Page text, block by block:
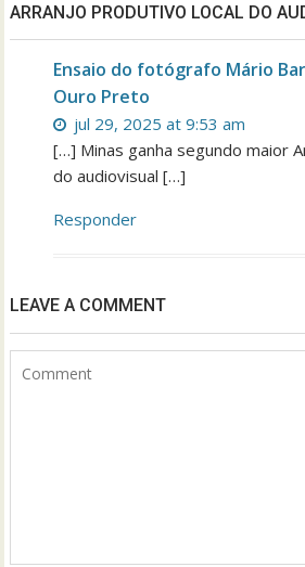
ARRANJO PRODUTIVO LOCAL DO
Ensaio do fotógrafo Mário
Ouro Preto
jul 29, 2025 at 9:53 am
[…] Minas ganha segundo maior
do audiovisual […]
Responder
LEAVE A COMMENT